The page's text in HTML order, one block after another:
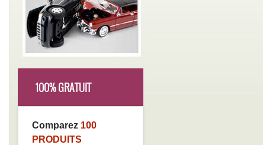
100% GRATUIT
Comparez 100
PRODUITS